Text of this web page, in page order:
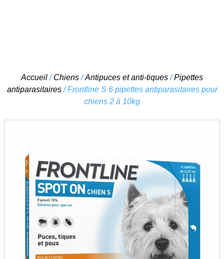
content
Accueil/Chiens/Antipuces et anti-tiques/Pipettes
antiparasitaires/ Frontline S 6 pipettes antiparasitaires pour
chiens 2 à 10kg